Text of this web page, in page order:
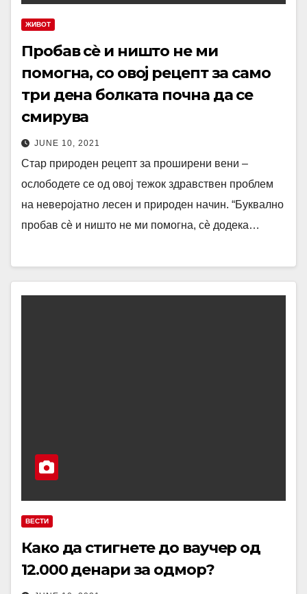
ЖИВОТ
Пробав сè и ништо не ми
помогна, со овој рецепт за само
три дена болката почна да се
смирува
JUNE 10, 2021
Стар природен рецепт за проширени вени –
ослободете се од овој тежок здравствен проблем
на неверојатно лесен и природен начин. “Буквално
пробав сè и ништо не ми помогна, сè додека…
ВЕСТИ
Како да стигнете до ваучер од
12.000 денари за одмор?